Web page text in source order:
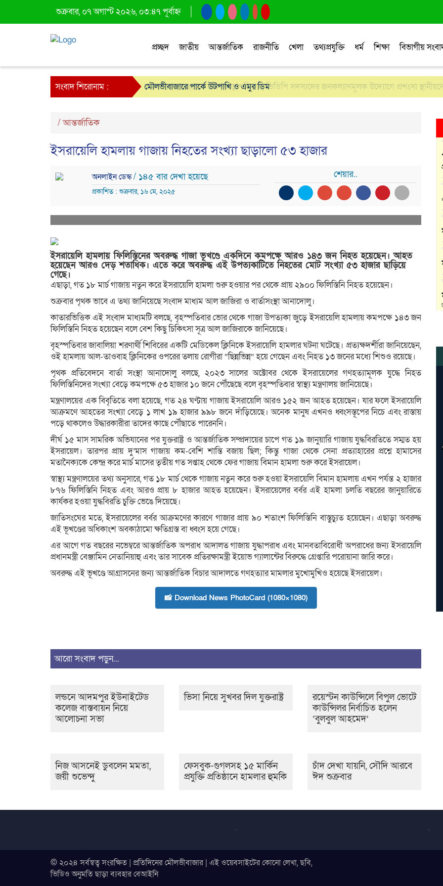
শুক্রবার, ০৭ অগাস্ট ২০২৬, ০৩:৪৭ পূর্বাহ্ন
প্রচ্ছদ জাতীয় আন্তর্জাতিক রাজনীতি খেলা তথ্যপ্রযুক্তি ধর্ম শিক্ষা বিভাগীয়
সংবাদ শিরোনাম : কমলগঞ্জে স্বেচ্ছাশ্রমে ঝোপঝাড় পরিষ্কার, ভিডিপি সদস্যদের জনকল্যাণমূলক উদ্যোগে প্রশংসা
মৌলভীবাজারে পার্কে উটপাখি ও এমুর ডিম
/আন্তর্জাতিক
ইসরায়েলি হামলায় গাজায় নিহতের সংখ্যা ছাড়ালো ৫৩ হাজার
অনলাইন ডেস্ক/ ১৪৫ বার দেখা হয়েছে
প্রকাশিত : শুক্রবার, ১৬ মে, ২০২৫
শেয়ার..
ইসরায়েলি হামলায় ফিলিস্তিনের অবরুদ্ধ গাজা ভূখণ্ডে একদিনে কমপক্ষে আরও ১৪৩ জন নিহত হয়েছেন। আহত
হয়েছেন আরও দেড় শতাধিক। এতে করে অবরুদ্ধ এই উপত্যকাটিতে নিহতের মোট সংখ্যা ৫৩ হাজার ছাড়িয়ে
গেছে।
এছাড়া, গত ১৮ মার্চ গাজায় নতুন করে ইসরায়েলি হামলা শুরু হওয়ার পর থেকে প্রায় ২৯০০ ফিলিস্তিনি নিহত হয়েছেন।
শুক্রবার পৃথক ভাবে এ তথ্য জানিয়েছে সংবাদ মাধ্যম আল জাজিরা ও বার্তাসংস্থা আনাদোলু।
কাতারভিত্তিক এই সংবাদ মাধ্যমটি বলছে, বৃহস্পতিবার ভোর থেকে গাজা উপত্যকা জুড়ে ইসরায়েলি হামলায় কমপক্ষে ১৪৩ জন
ফিলিস্তিনি নিহত হয়েছেন বলে বেশ কিছু চিকিৎসা সূত্র আল জাজিরাকে জানিয়েছে।
বৃহস্পতিবার জাবালিয়া শরণার্থী শিবিরের একটি মেডিকেল ক্লিনিকে ইসরায়েলি হামলার ঘটনা ঘটেছে। প্রত্যক্ষদর্শীরা জানিয়েছেন,
ওই হামলায় আল-তাওবাহ ক্লিনিকের ওপরের তলায় রোগীরা “ছিন্নভিন্ন” হয়ে গেছেন এবং নিহত ১৩ জনের মধ্যে শিশুও রয়েছে।
পৃথক প্রতিবেদনে বার্তা সংস্থা আনাদোলু বলছে, ২০২৩ সালের অক্টোবর থেকে ইসরায়েলের গণহত্যামূলক যুদ্ধে নিহত
ফিলিস্তিনিদের সংখ্যা বেড়ে কমপক্ষে ৫৩ হাজার ১০ জনে পৌঁছেছে বলে বৃহস্পতিবার স্বাস্থ্য মন্ত্রণালয় জানিয়েছে।
মন্ত্রণালয়ের এক বিবৃতিতে বলা হয়েছে, গত ২৪ ঘণ্টায় গাজায় ইসরায়েলি আরও ১৫২ জন আহত হয়েছেন। যার ফলে ইসরায়েলি
আক্রমণে আহতের সংখ্যা বেড়ে ১ লাখ ১৯ হাজার ৯৯৮ জনে দাঁড়িয়েছে। অনেক মানুষ এখনও ধ্বংসস্তূপের নিচে এবং রাস্তায়
পড়ে থাকলেও উদ্ধারকারীরা তাদের কাছে পৌঁছাতে পারেননি।
দীর্ঘ ১৫ মাস সামরিক অভিযানের পর যুক্তরাষ্ট্র ও আন্তর্জাতিক সম্প্রদায়ের চাপে গত ১৯ জানুয়ারি গাজায় যুদ্ধবিরতিতে সম্মত হয়
ইসরায়েল। তারপর প্রায় দু’মাস গাজায় কম-বেশি শান্তি বজায় ছিল; কিন্তু গাজা থেকে সেনা প্রত্যাহারের প্রশ্নে হামাসের
মতানৈক্যকে কেন্দ্র করে মার্চ মাসের তৃতীয় গত সপ্তাহ থেকে ফের গাজায় বিমান হামলা শুরু করে ইসরায়েল।
স্বাস্থ্য মন্ত্রণালয়ের তথ্য অনুসারে, গত ১৮ মার্চ থেকে গাজায় নতুন করে শুরু হওয়া ইসরায়েলি বিমান হামলায় এখন পর্যন্ত ২ হাজার
৮৭৬ ফিলিস্তিনি নিহত এবং আরও প্রায় ৮ হাজার আহত হয়েছেন। ইসরায়েলের বর্বর এই হামলা চলতি বছরের জানুয়ারিতে
কার্যকর হওয়া যুদ্ধবিরতি চুক্তি ভেঙে দিয়েছে।
জাতিসংঘের মতে, ইসরায়েলের বর্বর আক্রমণের কারণে গাজার প্রায় ৯০ শতাংশ ফিলিস্তিনি বাস্তুচ্যুত হয়েছেন। এছাড়া অবরুদ্ধ
এই ভূখণ্ডের অধিকাংশ অবকাঠামো ক্ষতিগ্রস্ত বা ধ্বংস হয়ে গেছে।
এর আগে গত বছরের নভেম্বরে আন্তর্জাতিক অপরাধ আদালত গাজায় যুদ্ধাপরাধ এবং মানবতাবিরোধী অপরাধের জন্য ইসরায়েলি
প্রধানমন্ত্রী বেঞ্জামিন নেতানিয়াহু এবং তার সাবেক প্রতিরক্ষামন্ত্রী ইয়োভ গ্যালান্টের বিরুদ্ধে গ্রেপ্তারি পরোয়ানা জারি করে।
অবরুদ্ধ এই ভূখণ্ডে আগ্রাসনের জন্য আন্তর্জাতিক বিচার আদালতে গণহত্যার মামলার মুখোমুখিও হয়েছে ইসরায়েল।
📸 Download News PhotoCard (1080×1080)
আরো সংবাদ পড়ুন...
লন্ডনে আদমপুর ইউনাইটেড
কলেজ বাস্তবায়ন নিয়ে
আলোচনা সভা
ভিসা নিয়ে সুখবর দিল যুক্তরাষ্ট্র
রয়েস্টন কাউন্সিলে বিপুল ভোটে
কাউন্সিলর নির্বাচিত হলেন
‘বুলবুল আহমেদ’
নিজ আসনেই ডুবলেন মমতা,
জয়ী শুভেন্দু
ফেসবুক-গুগলসহ ১৫ মার্কিন
প্রযুক্তি প্রতিষ্ঠানে হামলার হুমকি
চাঁদ দেখা যায়নি, সৌদি আরবে
ঈদ শুক্রবার
© ২০২৪ সর্বস্বত্ব সংরক্ষিত | প্রতিদিনের মৌলভীবাজার | এই ওয়েবসাইটের কোনো লেখা, ছবি,
ভিডিও অনুমতি ছাড়া ব্যবহার বেআইনি